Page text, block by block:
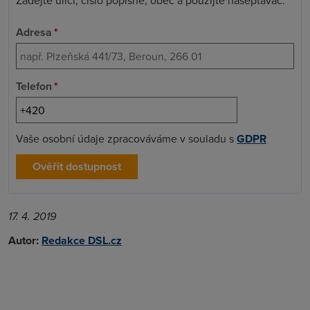
Adresa*
Telefon*
Vaše osobní údaje zpracováváme v souladu sGDPR
Ověřit dostupnost
17. 4. 2019
Autor: Redakce DSL.cz